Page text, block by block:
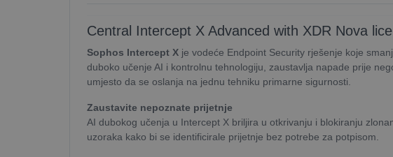
Central Intercept X Advanced with XDR Nova
Sophos Intercept X je vodeće Endpoint Security rješenje koje
duboko učenje AI i kontrolnu tehnologiju, zaustavlja napade prije
umjesto da se oslanja na jednu tehniku primarne sigurnosti.
Zaustavite nepoznate prijetnje
AI dubokog učenja u Intercept X briljira u otkrivanju i blokiranju
uzoraka kako bi se identificirale prijetnje bez potrebe za potpisom.